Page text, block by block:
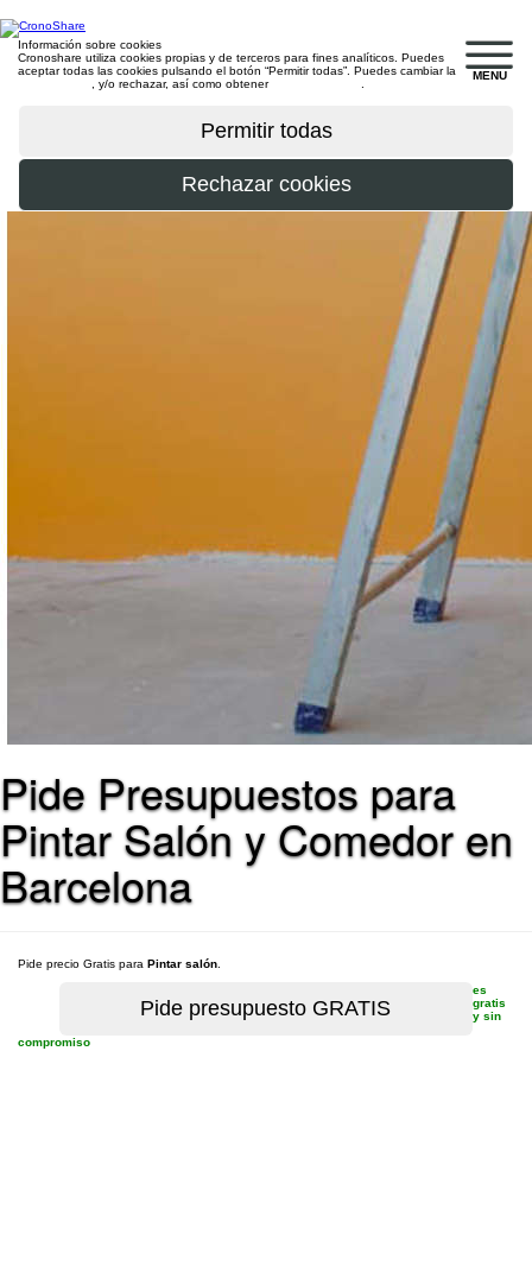
MENU
Información sobre cookies
Cronoshare utiliza cookies propias y de terceros para fines analíticos. Puedes
aceptar todas las cookies pulsando el botón “Permitir todas”. Puedes cambiar la
, y/o rechazar, así como obtener
Pide Presupuestos para
Pintar Salón y Comedor en
Barcelona
Pide precio Gratis para Pintar salón
es
gratis
y sin
compromiso